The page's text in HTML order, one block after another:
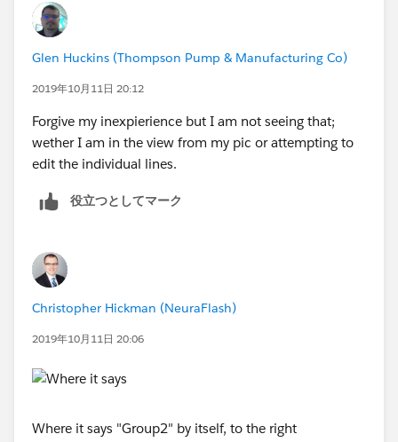
Glen Huckins (Thompson Pump & Manufacturing Co)
2019年10月11日 20:12
Forgive my inexpierience but I am not seeing that;
wether I am in the view from my pic or attempting to
edit the individual lines.
役立つとしてマーク
Christopher Hickman (NeuraFlash)
2019年10月11日 20:06
Where it says "Group2" by itself, to the right